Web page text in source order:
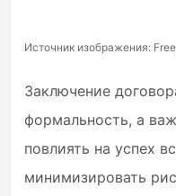
Источник изображения:
Заключение
формальность, а
повлиять на успех
минимизировать